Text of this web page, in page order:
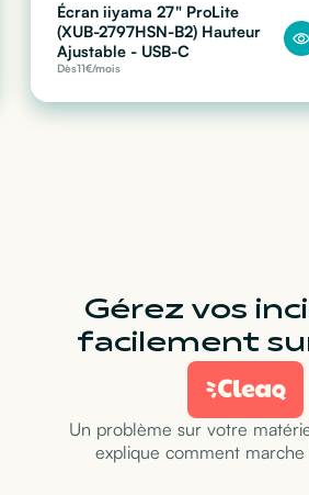
Écran iiyama 27" ProLite
(XUB-2797HSN-B2) Hauteur
Ajustable - USB-C
Dès11€/mois
Gérez vos
facilement
Un problème sur votre
explique comment marche